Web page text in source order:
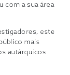
com a sua área
este
mais
autárquicos